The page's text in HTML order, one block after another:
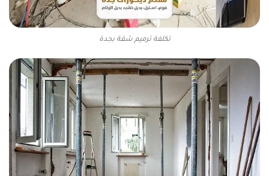
تكلفة ترميم شقة بجدة